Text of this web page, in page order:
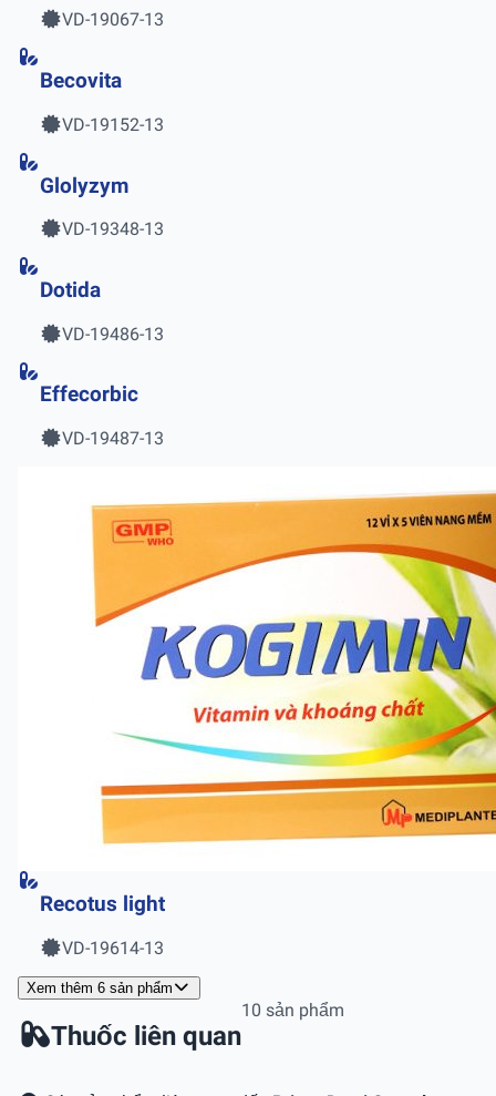
VD-19067-13
Becovita
VD-19152-13
Glolyzym
VD-19348-13
Dotida
VD-19486-13
Effecorbic
VD-19487-13
Recotus light
VD-19614-13
Xem thêm 6 sản phẩm
Thuốc liên quan
10 sản phẩm